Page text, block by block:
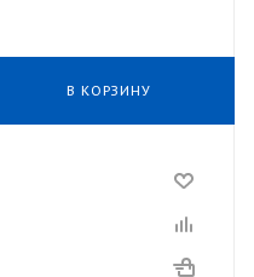
В КОРЗИНУ